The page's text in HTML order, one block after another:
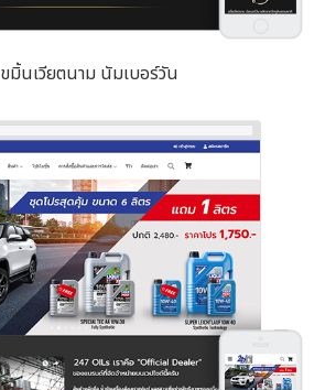
ขมิ้นเวียตนาม นัมเบอร์วัน